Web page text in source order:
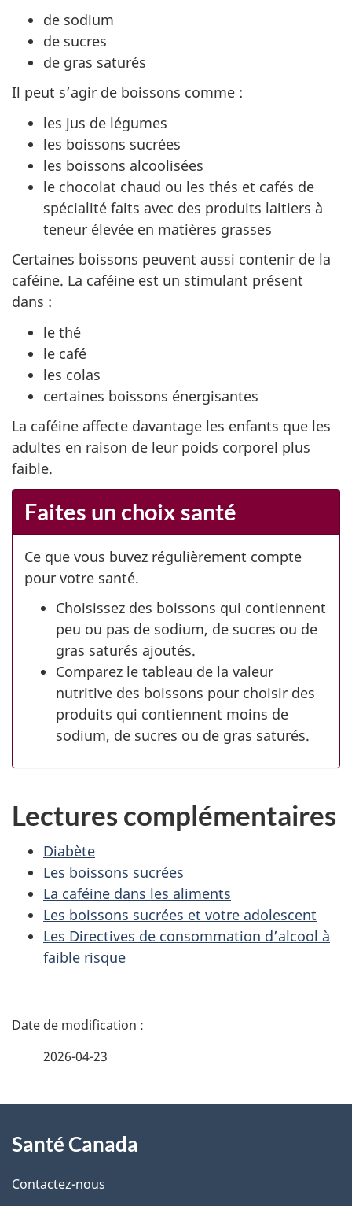
de sodium
de sucres
de gras saturés
Il peut s’agir de boissons comme :
les jus de légumes
les boissons sucrées
les boissons alcoolisées
le chocolat chaud ou les thés et cafés de
spécialité faits avec des produits laitiers à
teneur élevée en matières grasses
Certaines boissons peuvent aussi contenir de la
caféine. La caféine est un stimulant présent
dans :
le thé
le café
les colas
certaines boissons énergisantes
La caféine affecte davantage les enfants que les
adultes en raison de leur poids corporel plus
faible.
Faites un choix santé
Ce que vous buvez régulièrement compte
pour votre santé.
Choisissez des boissons qui contiennent
peu ou pas de sodium, de sucres ou de
gras saturés ajoutés.
Comparez le tableau de la valeur
nutritive des boissons pour choisir des
produits qui contiennent moins de
sodium, de sucres ou de gras saturés.
Lectures complémentaires
Diabète
Les boissons sucrées
La caféine dans les aliments
Les boissons sucrées et votre adolescent
Les Directives de consommation d’alcool à
faible risque
D
i
l
2026-04-23
propos
de
Santé Canada
Contactez-nous